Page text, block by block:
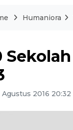
Humaniora
Agustus 2016